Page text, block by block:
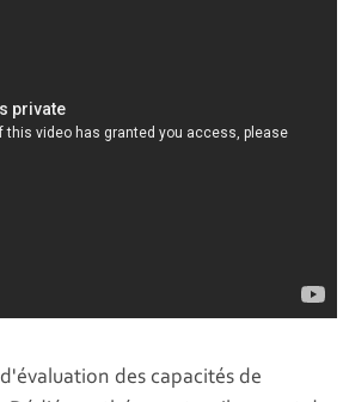
des capacités de